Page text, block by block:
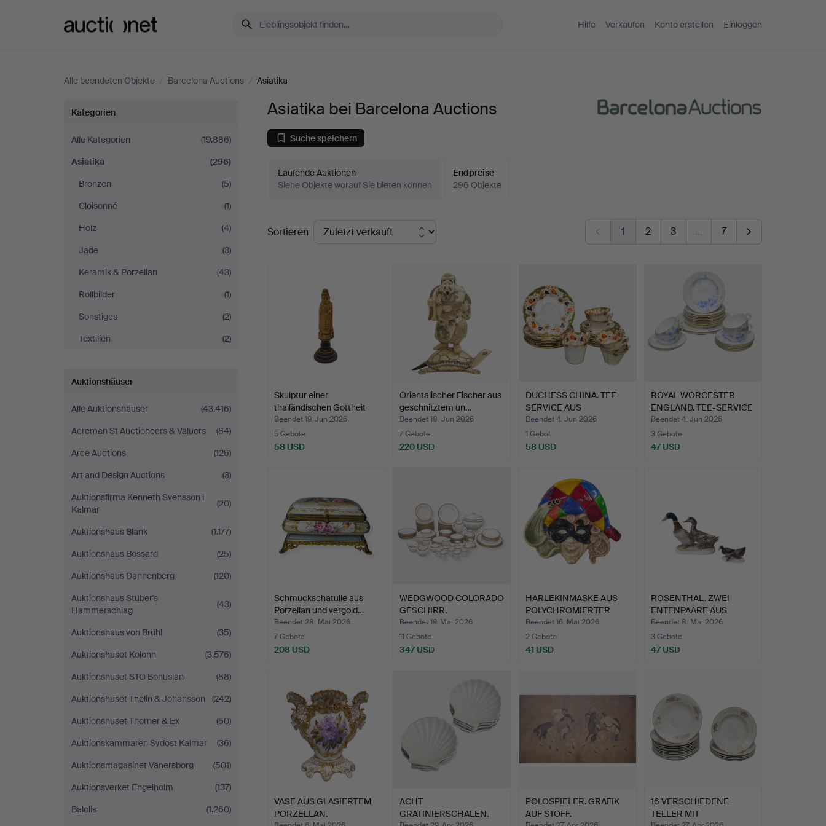
Hilfe Verkaufen Konto erstellen Einloggen
Alle beendeten Objekte / Barcelona Auctions / Asiatika
Asiatika
bei
Barcelona
Auctions
Kategorien
Alle Kategorien
(19.886)
Asiatika
(296)
Bronzen
(5)
Cloisonné
(1)
Holz
(4)
Jade
(3)
Keramik & Porzellan
(43)
Rollbilder
(1)
Sonstiges
(2)
Textilien
(2)
Auktionshäuser
Alle Auktionshäuser
(43.416)
Acreman St Auctioneers & Valuers
(84)
Arce Auctions
(126)
Art and Design Auctions
(3)
Auktionsfirma Kenneth Svensson i
Kalmar
(20)
Auktionshaus Blank
(1.177)
Auktionshaus Bossard
(25)
Auktionshaus Dannenberg
(120)
Auktionshaus Stuber's
Hammerschlag
(43)
Auktionshaus von Brühl
(35)
Auktionshuset Kolonn
(3.576)
Auktionshuset STO Bohuslän
(88)
Auktionshuset Thelin & Johansson
(242)
Auktionshuset Thörner & Ek
(60)
Auktionskammaren Sydost Kalmar
(36)
Auktionsmagasinet Vänersborg
(501)
Auktionsverket Engelholm
(137)
Balclis
(1.260)
Asiatika bei Barcelona Auctions
Suche speichern
Laufende Auktionen
Siehe Objekte worauf Sie bieten können
Endpreise
296 Objekte
Endpreise
Sortieren 1 2 3 … 7
Skulptur einer
thailändischen Gottheit
aus…
Beendet 19. Jun 2026
5 Gebote
58 USD
Orientalischer Fischer aus
geschnitztem un…
Beendet 18. Jun 2026
7 Gebote
220 USD
DUCHESS CHINA. TEE-
SERVICE AUS
GLASIERTEM …
Beendet 4. Jun 2026
1 Gebot
58 USD
ROYAL WORCESTER
ENGLAND. TEE-SERVICE
AUS P…
Beendet 4. Jun 2026
3 Gebote
47 USD
Schmuckschatulle aus
Porzellan und vergold…
Beendet 28. Mai 2026
7 Gebote
208 USD
WEDGWOOD COLORADO
GESCHIRR.
Beendet 19. Mai 2026
11 Gebote
347 USD
HARLEKINMASKE AUS
POLYCHROMIERTER
KERAMIK.
Beendet 16. Mai 2026
2 Gebote
41 USD
ROSENTHAL. ZWEI
ENTENPAARE AUS
GLASIERTEM …
Beendet 8. Mai 2026
3 Gebote
47 USD
VASE AUS GLASIERTEM
PORZELLAN.
ACHT
GRATINIERSCHALEN.
POLOSPIELER. GRAFIK
AUF STOFF.
16 VERSCHIEDENE
TELLER MIT